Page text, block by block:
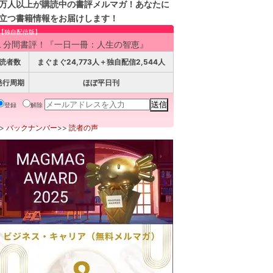
人以上が購読中の書評メルマガ！あなたに
つ書籍情報をお届けします！
独自配信版】
分間書評！『一日一冊：人生の智恵』
者数 まぐまぐ24,773人＋独自配信2,544人
行周期 ほぼ平日刊
登録 解除
バックナンバー>>読者の声